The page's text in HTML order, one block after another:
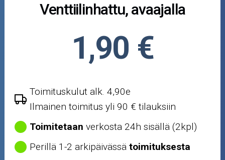
Öljyt ja kemikaalit
Outlet-tuotteet
Venttiilinhattu, avaajalla
1,90 €
Toimituskulut alk. 4,90e
Ilmainen toimitus yli 90 € tilauksiin
Toimitetaan verkosta 24h sisällä (2kpl)
Perillä 1-2 arkipäivässätoimituksesta